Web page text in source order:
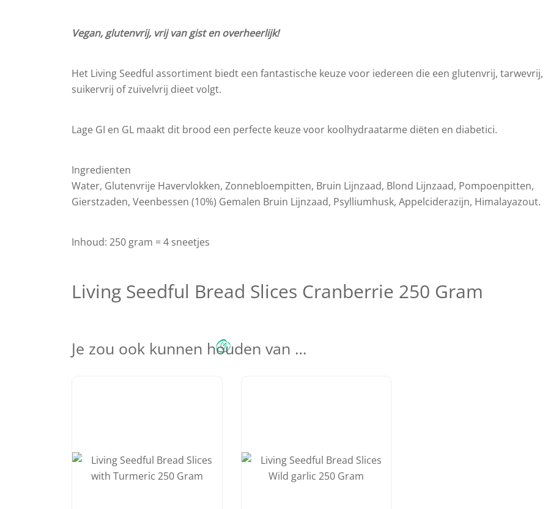
Vegan, glutenvrij, vrij van gist en overheerlijk!
Het Living Seedful assortiment biedt een fantastische keuze voor iedereen die een glutenvrij, tarwevrij,
suikervrij of zuivelvrij dieet volgt.
Lage GI en GL maakt dit brood een perfecte keuze voor koolhydraatarme diëten en diabetici.
Ingredienten
Water, Glutenvrije Havervlokken, Zonnebloempitten, Bruin Lijnzaad, Blond Lijnzaad, Pompoenpitten,
Gierstzaden, Veenbessen (10%) Gemalen Bruin Lijnzaad, Psylliumhusk, Appelciderazijn, Himalayazout.
Inhoud: 250 gram = 4 sneetjes
Living Seedful Bread Slices Cranberrie 250 Gram
Je zou ook kunnen houden van …